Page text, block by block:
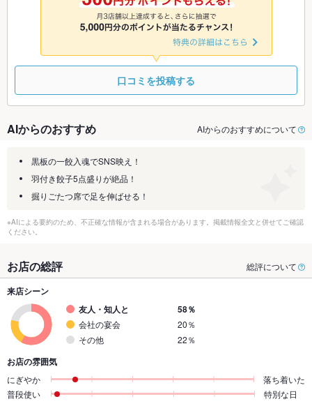
◎ ◎ ◎ ◎
口コミを投稿する
AIからのおすすめ AIからのおすすめについて
黒板の一餃入魂でSNS映え！
羽付き餃子5点盛りが絶品！
掘りごたつ席で足を伸ばせる！
※AIによる要約のため、不正確な情報が含まれる場合があります。掲載情報全文と併せてご確認
ください。
お店の総評 総評について
来店シーン
友人・知人と
58％
会社の宴会
20％
その他
22％
お店の雰囲気
にぎやか
落ち着いた
普段使い
特別な日